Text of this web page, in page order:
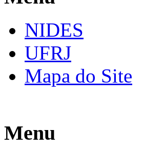
NIDES
UFRJ
Mapa do Site
Menu